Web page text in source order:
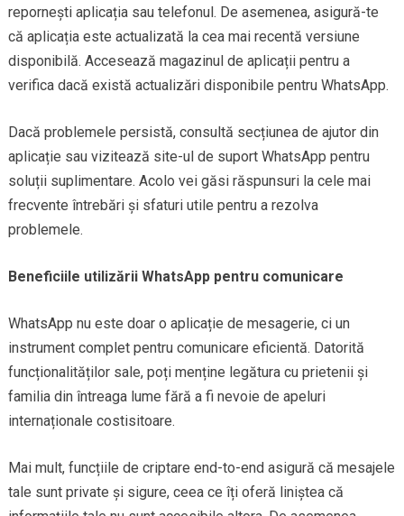
repornești aplicația sau telefonul. De asemenea, asigură-te
că aplicația este actualizată la cea mai recentă versiune
disponibilă. Accesează magazinul de aplicații pentru a
verifica dacă există actualizări disponibile pentru WhatsApp.
Dacă problemele persistă, consultă secțiunea de ajutor din
aplicație sau vizitează site-ul de suport WhatsApp pentru
soluții suplimentare. Acolo vei găsi răspunsuri la cele mai
frecvente întrebări și sfaturi utile pentru a rezolva
problemele.
Beneficiile utilizării WhatsApp pentru comunicare
WhatsApp nu este doar o aplicație de mesagerie, ci un
instrument complet pentru comunicare eficientă. Datorită
funcționalităților sale, poți menține legătura cu prietenii și
familia din întreaga lume fără a fi nevoie de apeluri
internaționale costisitoare.
Mai mult, funcțiile de criptare end-to-end asigură că mesajele
tale sunt private și sigure, ceea ce îți oferă liniștea că